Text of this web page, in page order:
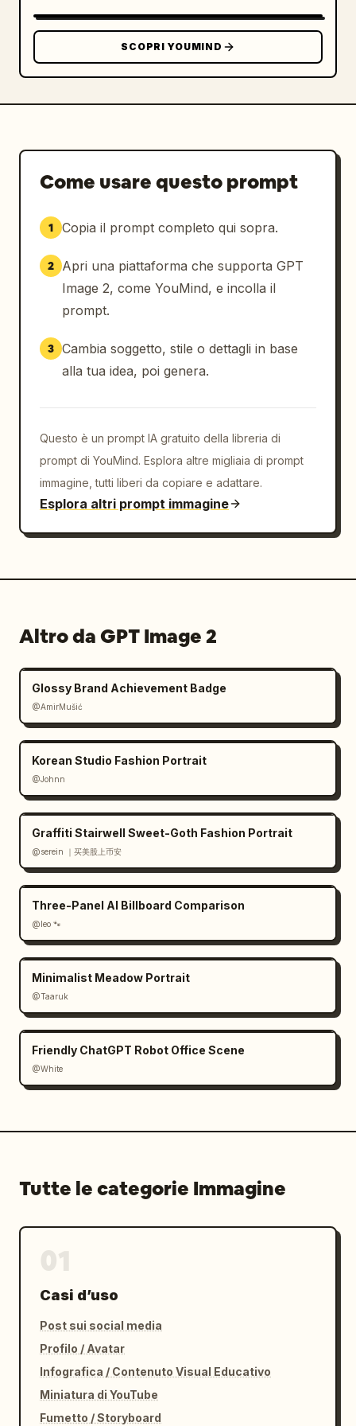
in blu, oro e neutro – Texture della carta
laminata in policarbonato con riflessi
realistici – Linguaggio visivo governativo
effetti olografici, le texture incise e i
chiarezza macro, fotografia di prodotto
design di carta d'identità governativa
altamente realistico.
SCOPRI YOUMIND
Come usare questo prompt
1 Copia il prompt completo qui sopra.
2
Apri una piattaforma che supporta GPT
Image 2, come YouMind, e incolla il
prompt.
3 Cambia soggetto, stile o dettagli in base
alla tua idea, poi genera.
Questo è un prompt IA gratuito della libreria di
prompt di YouMind. Esplora altre migliaia di prompt
immagine, tutti liberi da copiare e adattare.
Esplora altri prompt immagine
Altro da GPT Image 2
Glossy Brand Achievement Badge
@AmirMušić
Korean Studio Fashion Portrait
@Johnn
Graffiti Stairwell Sweet-Goth Fashion Portrait
@serein ｜买美股上币安
Three-Panel AI Billboard Comparison
@leo 🐾
Minimalist Meadow Portrait
@Taaruk
Friendly ChatGPT Robot Office Scene
@White
Tutte le categorie Immagine
Casi d’uso
Post sui social media
Profilo / Avatar
Infografica / Contenuto Visual Educativo
Miniatura di YouTube
Fumetto / Storyboard